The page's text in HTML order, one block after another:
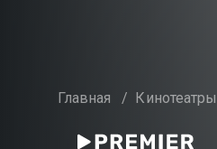
Главная / Кинотеатры